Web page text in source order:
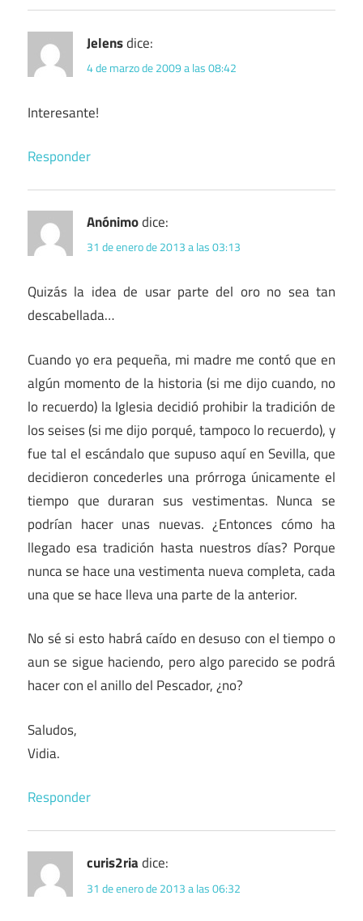
Jelensdice:
4 de marzo de 2009 a las 08:42
Interesante!
Responder
Anónimodice:
31 de enero de 2013 a las 03:13
Quizás la idea de usar parte del oro no sea tan
descabellada…
Cuando yo era pequeña, mi madre me contó que en
algún momento de la historia (si me dijo cuando, no
lo recuerdo) la Iglesia decidió prohibir la tradición de
los seises (si me dijo porqué, tampoco lo recuerdo), y
fue tal el escándalo que supuso aquí en Sevilla, que
decidieron concederles una prórroga únicamente el
tiempo que duraran sus vestimentas. Nunca se
podrían hacer unas nuevas. ¿Entonces cómo ha
llegado esa tradición hasta nuestros días? Porque
nunca se hace una vestimenta nueva completa, cada
una que se hace lleva una parte de la anterior.
No sé si esto habrá caído en desuso con el tiempo o
aun se sigue haciendo, pero algo parecido se podrá
hacer con el anillo del Pescador, ¿no?
Saludos,
Vidia.
Responder
curis2riadice:
31 de enero de 2013 a las 06:32